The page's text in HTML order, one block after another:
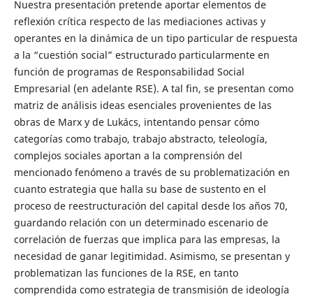
Nuestra presentación pretende aportar elementos de
reflexión crítica respecto de las mediaciones activas y
operantes en la dinámica de un tipo particular de respuesta
a la “cuestión social” estructurado particularmente en
función de programas de Responsabilidad Social
Empresarial (en adelante RSE). A tal fin, se presentan como
matriz de análisis ideas esenciales provenientes de las
obras de Marx y de Lukács, intentando pensar cómo
categorías como trabajo, trabajo abstracto, teleología,
complejos sociales aportan a la comprensión del
mencionado fenómeno a través de su problematización en
cuanto estrategia que halla su base de sustento en el
proceso de reestructuración del capital desde los años 70,
guardando relación con un determinado escenario de
correlación de fuerzas que implica para las empresas, la
necesidad de ganar legitimidad. Asimismo, se presentan y
problematizan las funciones de la RSE, en tanto
comprendida como estrategia de transmisión de ideología